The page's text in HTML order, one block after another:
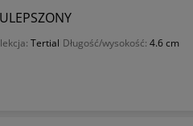
Tertial Długość/wysokość: 4.6 cm